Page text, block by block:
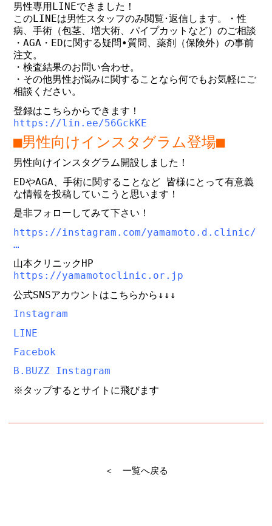
男性専用LINEできました！
このLINEは男性スタッフのみ閲覧･返信します。
・性
病、手術（包茎、増大術、パイプカットなど）のご相談
・AGA・EDに関する疑問•質問、薬剤（保険外）の事前
注文。
・検査結果のお問い合わせ。
・その他男性お悩みに関することなら何でもお気軽にご
相談ください。
登録はこちらからできます！
https://lin.ee/56GckKE
■男性向けインスタグラム登場■
男性向けインスタグラム開設しました！
EDやAGA、手術に関することなど 皆様にとって有意義
な情報を投稿していこうと思います！
是非フォローしてみて下さい！
https://instagram.com/yamamoto.d.clinic/
…
山本クリニックHP
https://yamamotoclinic.or.jp
公式SNSアカウントはこちらから↓↓↓
Instagram
LINE
Facebok
B.BUZZ Instagram
※タップするとサイトに飛びます
＜ 一覧へ戻る